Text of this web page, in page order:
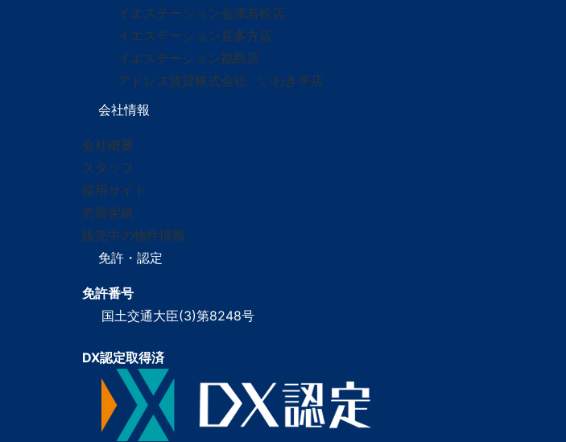
イエステーション会津若松店
イエステーション喜多方店
イエステーション福島店
アドレス賃貸株式会社 いわき平店
会社情報
会社概要
スタッフ
採用サイト
売買実績
販売中の物件情報
免許・認定
免許番号
国土交通大臣(3)第8248号
DX認定取得済